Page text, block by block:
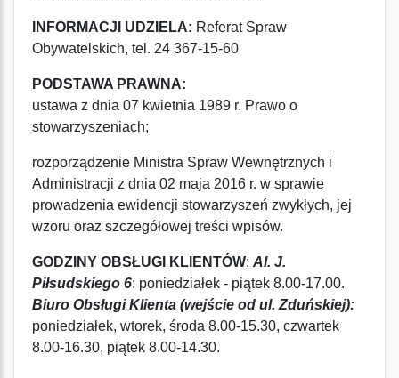
INFORMACJI UDZIELA: Referat Spraw
Obywatelskich, tel. 24 367-15-60
PODSTAWA PRAWNA:
ustawa z dnia 07 kwietnia 1989 r. Prawo o
stowarzyszeniach;
rozporządzenie Ministra Spraw Wewnętrznych i
Administracji z dnia 02 maja 2016 r. w sprawie
prowadzenia ewidencji stowarzyszeń zwykłych, jej
wzoru oraz szczegółowej treści wpisów.
GODZINY OBSŁUGI KLIENTÓW: Al. J.
Piłsudskiego 6: poniedziałek - piątek 8.00-17.00.
Biuro Obsługi Klienta (wejście od ul. Zduńskiej):
poniedziałek, wtorek, środa 8.00-15.30, czwartek
8.00-16.30, piątek 8.00-14.30.